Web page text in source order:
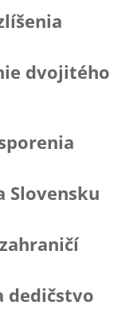
dvojitého
Slovensku
dedičstvo